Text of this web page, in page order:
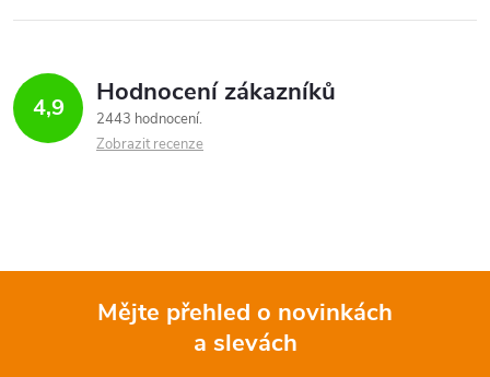
l
d
a
p
4,9 Hodnocení zákazníků
2443 hodnocení
Zobrazit recenze
Mějte přehled o novinkách
a slevách